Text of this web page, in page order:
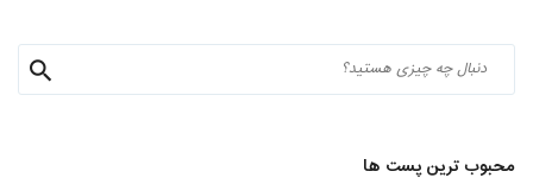
محبوب ترین پست ها